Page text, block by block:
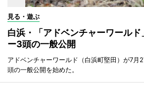
見る・遊ぶ
白浜・「アドベンチャーワール
ー3頭の一般公開
アドベンチャーワールド（白浜町堅田）が7月
頭の一般公開を始めた。